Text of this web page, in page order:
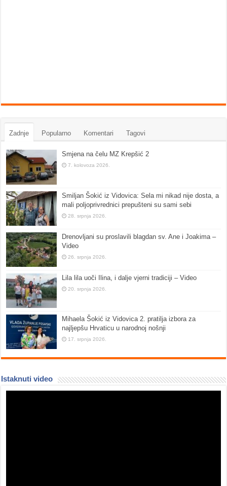
Zadnje Popularno Komentari Tagovi
Smjena na čelu MZ Krepšić 2
7. kolovoza 2026.
Smiljan Šokić iz Vidovica: Sela mi nikad nije dosta, a
mali poljoprivrednici prepušteni su sami sebi
28. srpnja 2026.
Drenovljani su proslavili blagdan sv. Ane i Joakima –
Video
26. srpnja 2026.
Lila lila uoči Ilina, i dalje vjerni tradiciji – Video
20. srpnja 2026.
Mihaela Šokić iz Vidovica 2. pratilja izbora za
najljepšu Hrvaticu u narodnoj nošnji
17. srpnja 2026.
Istaknuti video